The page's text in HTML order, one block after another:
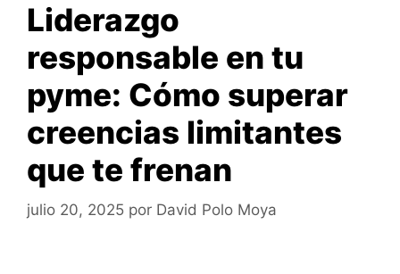
Liderazgo
responsable en tu
pyme: Cómo superar
creencias limitantes
que te frenan
julio 20, 2025 por David Polo Moya